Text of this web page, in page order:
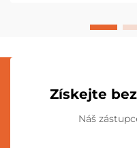
Získejte
Náš